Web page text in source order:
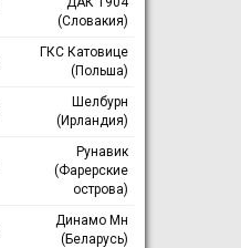
(Словакия)
ГКС Катовице
(Польша)
Шелбурн
(Ирландия)
Рунавик
(Фарерские
острова)
Динамо Мн
(Беларусь)